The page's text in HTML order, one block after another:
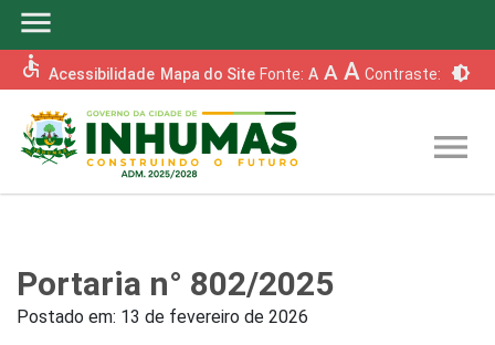
menu
accessible Acessibilidade Mapa do Site Fonte: A A A Contraste: brightness_6
menu
Portaria n° 802/2025
Postado em: 13 de fevereiro de 2026